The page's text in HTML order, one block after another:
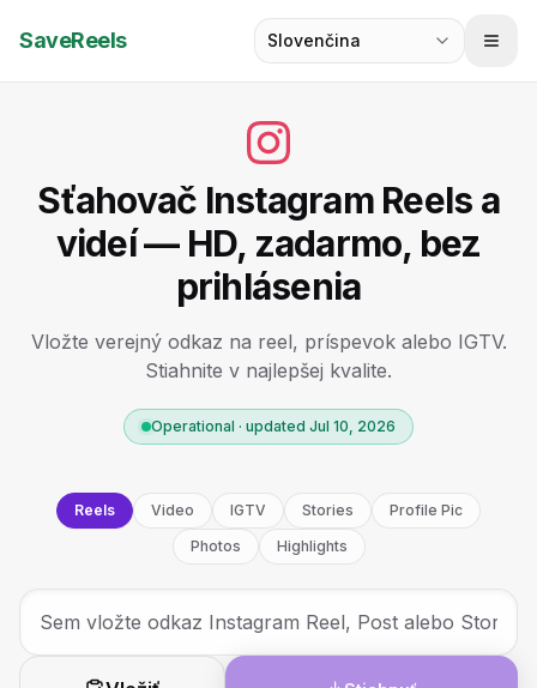
SaveReels Slovenčina
Sťahovač Instagram Reels a
videí — HD, zadarmo, bez
prihlásenia
Vložte verejný odkaz na reel, príspevok alebo IGTV.
Stiahnite v najlepšej kvalite.
Operational · updated Jul 10, 2026
Reels Video IGTV Stories
Profile Pic
Photos
Highlights